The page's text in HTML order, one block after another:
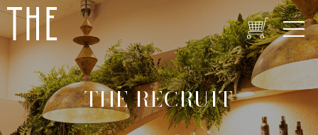
THE RECRUIT